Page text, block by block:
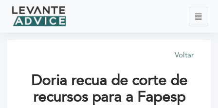
Voltar
Doria recua de corte de
recursos para a Fapesp